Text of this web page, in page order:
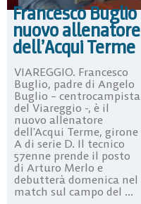
Francesco Buglio
nuovo allenatore
dell’Acqui Terme
VIAREGGIO. Francesco
Buglio, padre di Angelo
Buglio – centrocampista
del Viareggio -, è il
nuovo allenatore
dell’Acqui Terme, girone
A di serie D. Il tecnico
57enne prende il posto
di Arturo Merlo e
debutterà domenica nel
match sul campo del ...